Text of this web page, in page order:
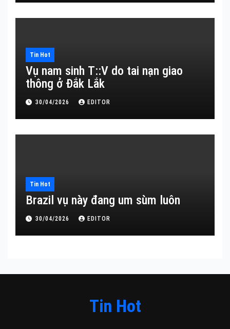
Tin Hot
Vụ nam sinh T::V do tai nạn giao
thông ở Đắk Lắk
30/04/2026 EDITOR
Tin Hot
Brazil vụ này đang um sùm luôn
30/04/2026 EDITOR
Tin Hot